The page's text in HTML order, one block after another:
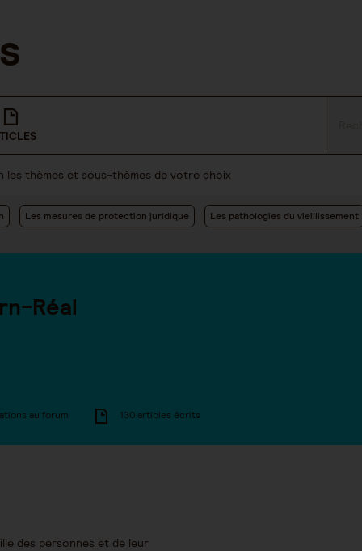
thèmes et sous-thèmes de votre choix
Les mesures de protection juridique Les pathologies du vieillissement
Réal
au forum 130 articles écrits
des personnes et de leur